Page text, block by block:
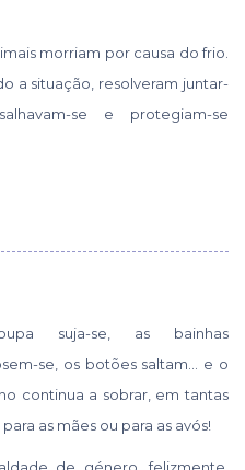
morriam por causa do frio.
a situação, resolveram juntar-
se e protegiam-se
suja-se, as bainhas
se, os botões saltam… e o
continua a sobrar, em tantas
para as mães ou para as avós!